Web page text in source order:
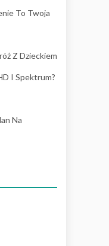
To Twoja
Z Dzieckiem
I Spektrum?
Na